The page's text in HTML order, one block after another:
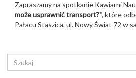
Zapraszamy na spotkanie Kawiarni
może usprawnić transport?", które
Pałacu Staszica, ul. Nowy Świat 72 w
FORMULARZ
WYSZUKIWANIA